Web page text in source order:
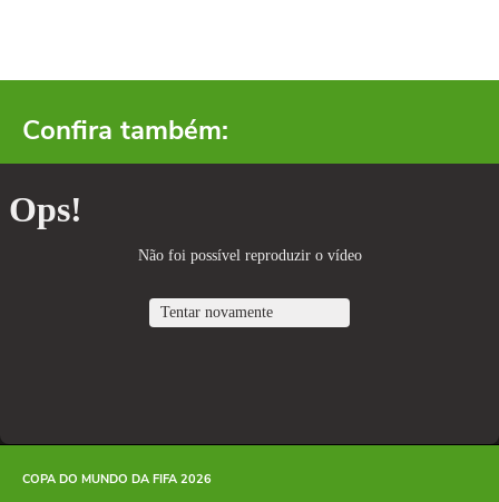
Confira também:
COPA DO MUNDO DA FIFA 2026